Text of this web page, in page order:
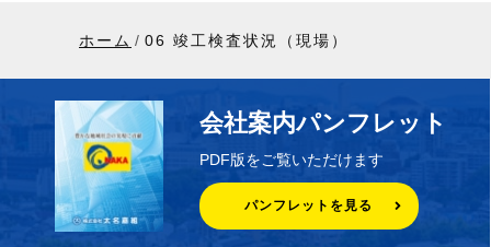
ホーム 06 竣工検査状況（現場）
会社案内パンフレット
PDF版をご覧いただけます
パンフレットを見る